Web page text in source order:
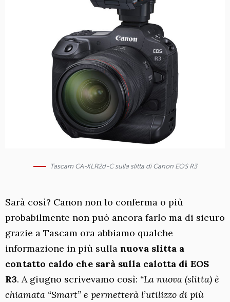
Tascam CA-XLR2d-C sulla slitta di Canon EOS R3
Sarà così? Canon non lo conferma o più
probabilmente non può ancora farlo ma di sicuro
grazie a Tascam ora abbiamo qualche
informazione in più sulla nuova slitta a
contatto caldo che sarà sulla calotta di EOS
R3. A giugno scrivevamo così: “La nuova (slitta) è
chiamata “Smart” e permetterà l’utilizzo di più